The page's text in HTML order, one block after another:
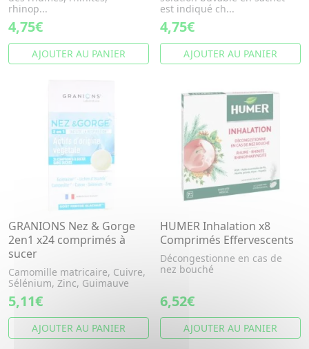
rhinop...
4,75€
AJOUTER AU PANIER
est indiqué ch...
4,75€
AJOUTER AU PANIER
GRANIONS Nez & Gorge
2en1 x24 comprimés à
sucer
Camomille matricaire, Cuivre,
Sélénium, Zinc, Guimauve
5,11€
AJOUTER AU PANIER
HUMER Inhalation x8
Comprimés Effervescents
Décongestionne en cas de
nez bouché
6,52€
AJOUTER AU PANIER